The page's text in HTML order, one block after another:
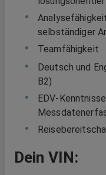
selbständiger
Teamfähigkeit
Deutsch und
B2)
EDV-
Dein VIN: